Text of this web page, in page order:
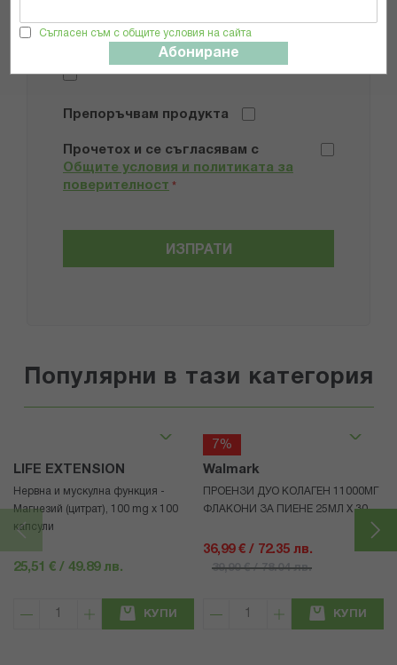
Съгласен съм с общите условия на сайта
Абониране
Добави снимки
Препоръчвам продукта
Прочетох и се съгласявам с
Общите условия и политиката за
поверителност *
ИЗПРАТИ
Популярни в тази категория
LIFE EXTENSION
Нервна и мускулна функция -
Магнезий (цитрат), 100 mg x 100
капсули
25,51 € / 49.89 лв.
КУПИ
7%
Walmark
ПРОЕНЗИ ДУО КОЛАГЕН 11000МГ
ФЛАКОНИ ЗА ПИЕНЕ 25МЛ Х 30
36,99 € / 72.35 лв.
39,90 € / 78.04 лв.
КУПИ